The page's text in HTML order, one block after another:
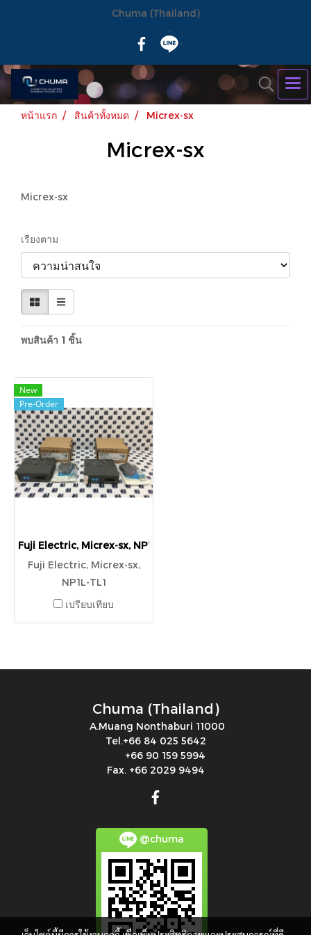
Chuma (Thailand)
หน้าแรก สินค้าทั้งหมด Micrex-sx
Micrex-sx
Micrex-sx
เรียงตาม
พบสินค้า 1 ชิ้น
New
Pre-Order
Fuji Electric, Micrex-sx, NP1L-TL1
Fuji Electric, Micrex-sx,
NP1L-TL1
เปรียบเทียบ
Chuma (Thailand)
A.Muang Nonthaburi 11000
Tel.+66 84 025 5642
+66 90 159 5994
Fax. +66 2029 9494
@chuma